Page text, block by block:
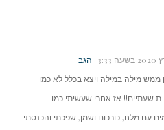
הגב
ממש מילה במילה ויצא בכלל לא כמו
שעתיים!! אז אחרי שעשיתי כמו
עם מלח, כורכום ושמן, שפכתי והכנסתי